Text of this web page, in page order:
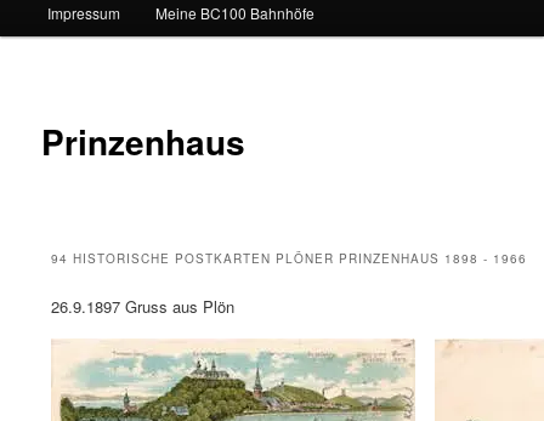
Impressum Meine BC100 Bahnhöfe
Prinzenhaus
94 HISTORISCHE POSTKARTEN PLÖNER PRINZENHAUS 1898 - 1966
26.9.1897 Gruss aus Plön